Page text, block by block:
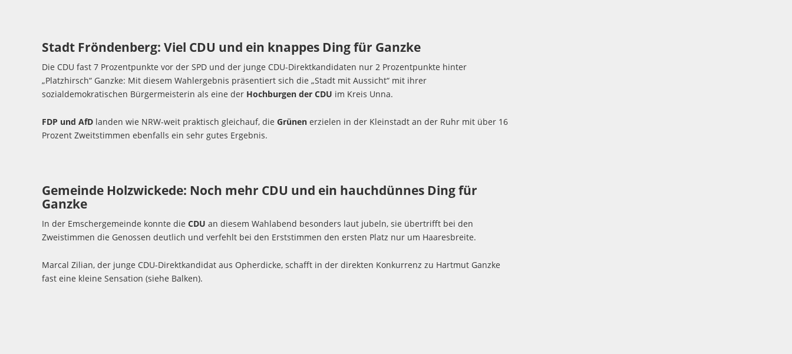
Stadt Fröndenberg: Viel CDU und ein knappes Ding für Ganzke
Die CDU fast 7 Prozentpunkte vor der SPD und der junge CDU-Direktkandidaten nur 2 Prozentpunkte hinter
„Platzhirsch“ Ganzke: Mit diesem Wahlergebnis präsentiert sich die „Stadt mit Aussicht“ mit ihrer
sozialdemokratischen Bürgermeisterin als eine der Hochburgen der CDU im Kreis Unna.
FDP und AfD landen wie NRW-weit praktisch gleichauf, die Grünen erzielen in der Kleinstadt an der Ruhr mit über 16
Prozent Zweitstimmen ebenfalls ein sehr gutes Ergebnis.
Gemeinde Holzwickede: Noch mehr CDU und ein hauchdünnes Ding für
Ganzke
In der Emschergemeinde konnte dieCDU an diesem Wahlabend besonders laut jubeln, sie übertrifft bei den
Zweistimmen die Genossen deutlich und verfehlt bei den Erststimmen den ersten Platz nur um Haaresbreite.
Marcal Zilian, der junge CDU-Direktkandidat aus Opherdicke, schafft in der direkten Konkurrenz zu Hartmut Ganzke
fast eine kleine Sensation (siehe Balken).